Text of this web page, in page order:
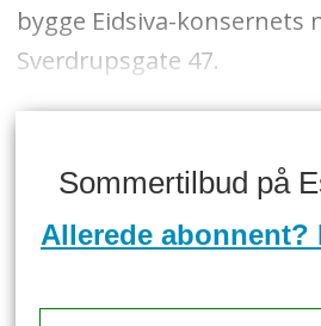
bygge Eidsiva-konsernets
Sverdrupsgate 47.
Sommertilbud på
Allerede